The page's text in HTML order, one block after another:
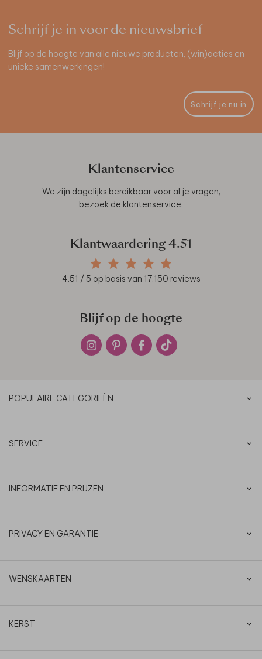
Schrijf je in voor de nieuwsbrief
Blijf op de hoogte van alle nieuwe producten, (win)acties en
unieke samenwerkingen!
Schrijf je nu in
Klantenservice
We zijn dagelijks bereikbaar voor al je vragen,
bezoek de klantenservice.
Klantwaardering 4.51
4.51 / 5 op basis van 17.150 reviews
Blijf op de hoogte
POPULAIRE CATEGORIEËN
SERVICE
INFORMATIE EN PRIJZEN
PRIVACY EN GARANTIE
WENSKAARTEN
KERST